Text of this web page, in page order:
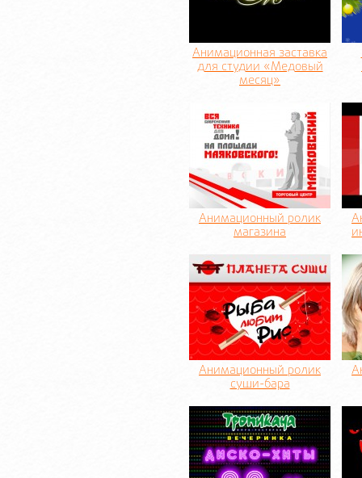
Анимационная заставка
для студии «Медовый
месяц»
Анимационный ролик
магазина
Анимационный ролик
суши-бара